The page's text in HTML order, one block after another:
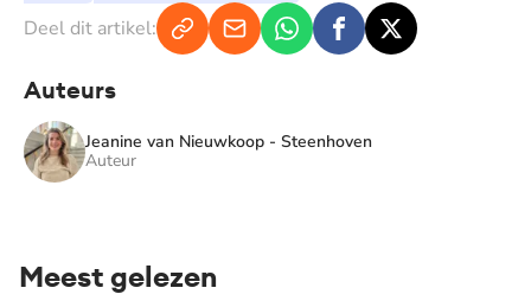
Deel dit artikel:
Auteurs
Jeanine van Nieuwkoop - Steenhoven
Auteur
Meest gelezen